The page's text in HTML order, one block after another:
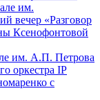
им.
вечер «Разговор
Ксенофонтовой